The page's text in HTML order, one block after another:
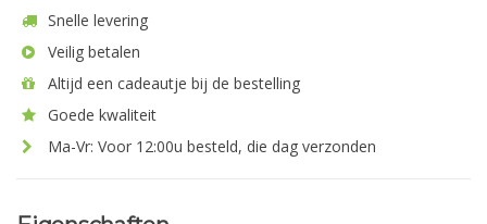
Snelle levering
Veilig betalen
Altijd een cadeautje bij de bestelling
Goede kwaliteit
Ma-Vr: Voor 12:00u besteld, die dag verzonden